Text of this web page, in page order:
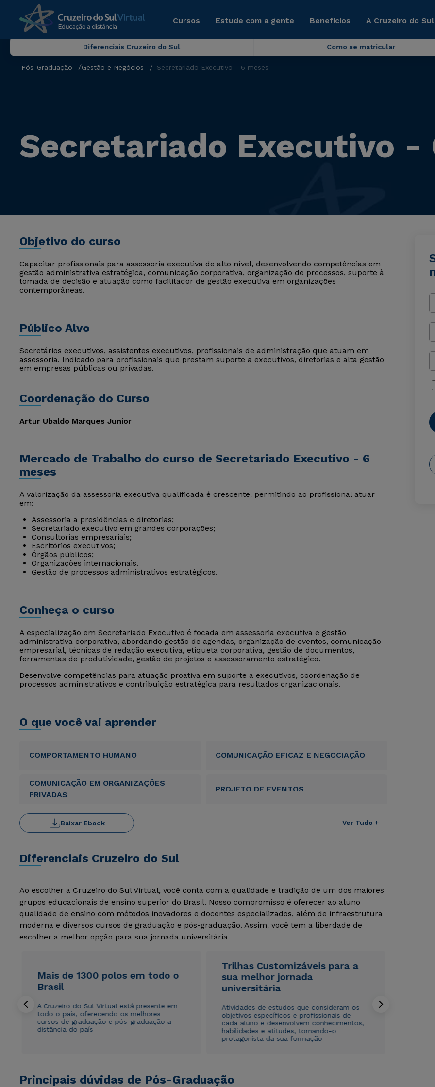
Cursos Estude com a gente Benefícios A Cruzeiro do
Diferenciais Cruzeiro do Sul Como se matricular
Pós-Graduação Gestão e Negócios Secretariado Executivo - 6 meses
Secretariado Executivo -
Objetivo do curso
Capacitar profissionais para assessoria executiva de alto nível, desenvolvendo competências em
gestão administrativa estratégica, comunicação corporativa, organização de processos, suporte à
tomada de decisão e atuação como facilitador de gestão executiva em organizações
contemporâneas.
Público Alvo
Secretários executivos, assistentes executivos, profissionais de administração que atuam em
assessoria. Indicado para profissionais que prestam suporte a executivos, diretorias e alta gestão
em empresas públicas ou privadas.
Coordenação do Curso
Artur Ubaldo Marques Junior
Mercado de Trabalho do curso de Secretariado Executivo - 6
meses
A valorização da assessoria executiva qualificada é crescente, permitindo ao profissional atuar
em:
Assessoria a presidências e diretorias;
Secretariado executivo em grandes corporações;
Consultorias empresariais;
Escritórios executivos;
Órgãos públicos;
Organizações internacionais.
Gestão de processos administrativos estratégicos.
Conheça o curso
A especialização em Secretariado Executivo é focada em assessoria executiva e gestão
administrativa corporativa, abordando gestão de agendas, organização de eventos, comunicação
empresarial, técnicas de redação executiva, etiqueta corporativa, gestão de documentos,
ferramentas de produtividade, gestão de projetos e assessoramento estratégico.
Desenvolve competências para atuação proativa em suporte a executivos, coordenação de
processos administrativos e contribuição estratégica para resultados organizacionais.
O que você vai aprender
COMPORTAMENTO HUMANO COMUNICAÇÃO EFICAZ E NEGOCIAÇÃO
COMUNICAÇÃO EM ORGANIZAÇÕES
PRIVADAS
PROJETO DE EVENTOS
Ver Tudo +
Baixar Ebook
Diferenciais Cruzeiro do Sul
Ao escolher a Cruzeiro do Sul Virtual, você conta com a qualidade e tradição de um dos maiores
grupos educacionais de ensino superior do Brasil. Nosso compromisso é oferecer ao aluno
qualidade de ensino com métodos inovadores e docentes especializados, além de infraestrutura
moderna e diversos cursos de graduação e pós-graduação. Assim, você tem a liberdade de
escolher a melhor opção para sua jornada universitária.
Mais de 1300 polos em todo o
Brasil
A Cruzeiro do Sul Virtual está presente em
todo o país, oferecendo os melhores
cursos de graduação e pós-graduação a
distância do país
Trilhas Customizáveis para a
sua melhor jornada
universitária
Atividades de estudos que consideram os
objetivos específicos e profissionais de
cada aluno e desenvolvem conhecimentos,
habilidades e atitudes, tornando-o
protagonista da sua formação
Principais dúvidas de Pós-Graduação
Rápido e fácil
WhatsApp
ou
Estou de acordo com a Política de Privacidade.
autorizo que meus dados sejam utilizados para o
envio de conteúdos da Cruzeiro do Sul.
Rápido e fácil
WhatsApp
ou
Estou de acordo com a Política de Privacidade.
autorizo que meus dados sejam utilizados para o
envio de conteúdos da Cruzeiro do Sul.